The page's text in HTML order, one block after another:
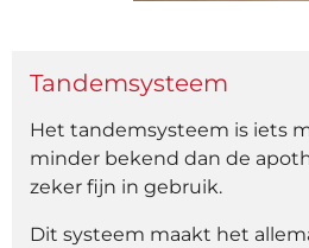
Tandemsysteem
Het tandemsysteem is iets
minder bekend dan de
zeker fijn in gebruik.
Dit systeem maakt het